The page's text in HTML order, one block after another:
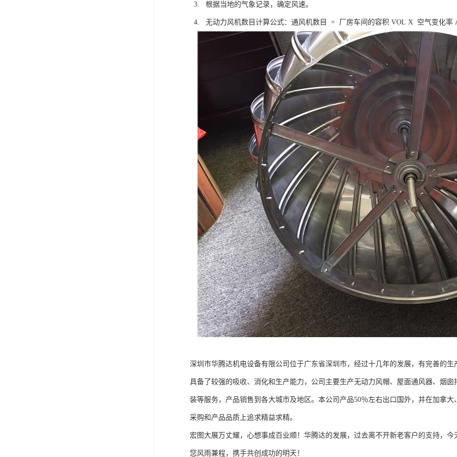
3. 根据当地的气象记录，确定风速。
4. 无动力风机数目计算公式：通风机数目 = 厂房车间的容积 VOL X 空气变化率
深圳市华腾达机电设备有限公司位于广东省深圳市，经过十几年的发展，有完善的
具备了较强的吸收、消化和生产能力，公司主要生产无动力风帽、屋面通风器、烟
装等服务，产品销售到各大城市及地区。本公司产品50％左右出口国外，并在加拿
采购和产品品质上追求精益求精。
宏图大展万丈耀，心想事成百业顺！华腾达的发展，过去离不开新老客户的支持，
您风雨兼程，携手共创成功的明天！